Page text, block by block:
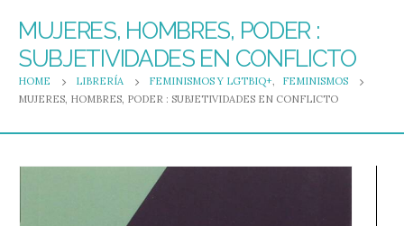
MUJERES, HOMBRES, PODER :
SUBJETIVIDADES EN CONFLICTO
HOME LIBRERÍA FEMINISMOS Y LGTBIQ+,
FEMINISMOS
MUJERES, HOMBRES, PODER : SUBJETIVIDADES EN CONFLICTO